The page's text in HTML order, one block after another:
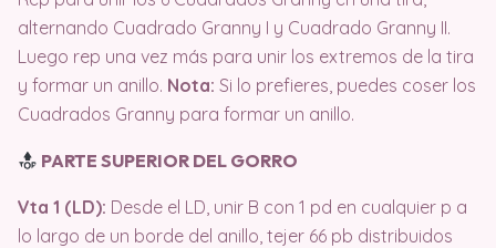
alternando Cuadrado Granny I y Cuadrado Granny II.
Luego rep una vez más para unir los extremos de la tira
y formar un anillo. Nota: Si lo prefieres, puedes coser los
Cuadrados Granny para formar un anillo.
PARTE SUPERIOR DEL GORRO
Vta 1 (LD): Desde el LD, unir B con 1 pd en cualquier p a
lo largo de un borde del anillo, tejer 66 pb distribuidos